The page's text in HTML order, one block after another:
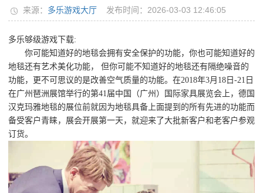
来源： 多乐游戏大厅 发布时间：2026-03-03 12:46:05
多乐够级游戏下载:
你可能知道好的地毯会拥有安全保护的功能，你也可能知道好的
地毯还有艺术美化功能， 但你可能不知道好的地毯还有隔绝噪音的
功能，更不可思议的是改善空气质量的功能。在2018年3月18日-21日
在广州琶洲展馆举行的第41届中国（广州）国际家具展览会上，德国
汉克玛雅地毯的展位前就因为地毯具备上面提到的所有先进的功能而
备受客户青睐，展会开展第一天，就迎来了大批新客户和老客户参观
订货。